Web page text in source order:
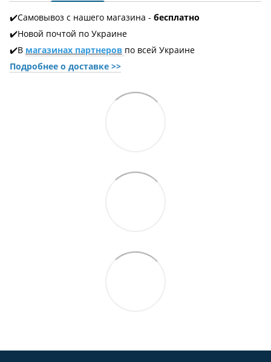
✔️Самовывоз с нашего магазина - бесплатно
✔️Новой почтой по Украине
✔️В магазинах партнеров по всей Украине
Подробнее о доставке >>